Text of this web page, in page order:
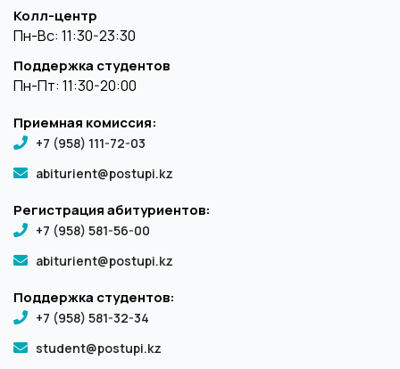
Колл-центр
Пн-Вс: 11:30-23:30
Поддержка студентов
Пн-Пт: 11:30-20:00
Приемная комиссия:
+7 (958) 111-72-03
abiturient@postupi.kz
Регистрация абитуриентов:
+7 (958) 581-56-00
abiturient@postupi.kz
Поддержка студентов:
+7 (958) 581-32-34
student@postupi.kz